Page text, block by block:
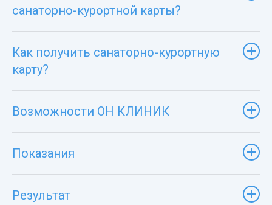
санаторно-курортной карты?
Как получить санаторно-курортную
карту?
Возможности ОН КЛИНИК
Показания
Результат